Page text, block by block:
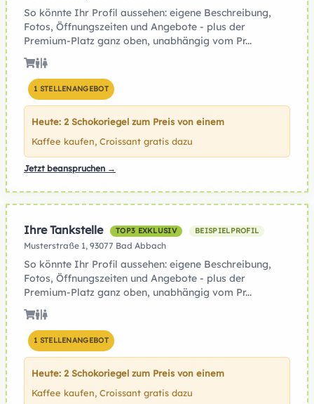
So könnte Ihr Profil aussehen: eigene Beschreibung,
Fotos, Öffnungszeiten und Angebote - plus der
Premium-Platz ganz oben, unabhängig vom Pr...
1 STELLENANGEBOT
Heute: 2 Schokoriegel zum Preis von einem
Kaffee kaufen, Croissant gratis dazu
Jetzt beanspruchen →
Ihre Tankstelle TOP3 EXKLUSIV BEISPIELPROFIL
Musterstraße 1, 93077 Bad Abbach
So könnte Ihr Profil aussehen: eigene Beschreibung,
Fotos, Öffnungszeiten und Angebote - plus der
Premium-Platz ganz oben, unabhängig vom Pr...
1 STELLENANGEBOT
Heute: 2 Schokoriegel zum Preis von einem
Kaffee kaufen, Croissant gratis dazu